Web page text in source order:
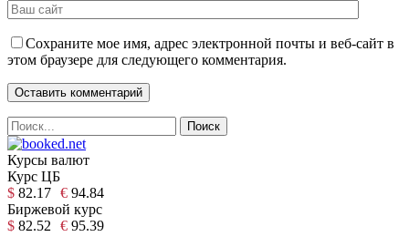
Сохраните мое имя, адрес электронной почты и веб-сайт в
этом браузере для следующего комментария.
Курсы валют
Курс ЦБ
$ 82.17 € 94.84
Биржевой курс
$ 82.52 € 95.39